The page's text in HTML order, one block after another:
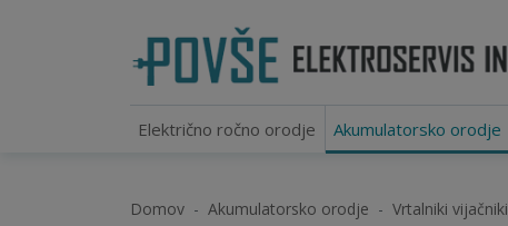
Električno ročno orodje Akumulatorsko orodje
Domov Akumulatorsko orodje Vrtalniki vijačniki